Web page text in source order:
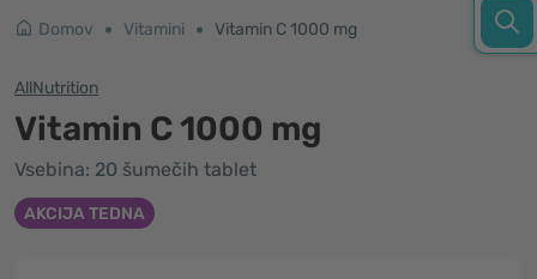
Domov Vitamini Vitamin C 1000 mg
AllNutrition
Vitamin C 1000 mg
Vsebina: 20 šumečih tablet
AKCIJA TEDNA